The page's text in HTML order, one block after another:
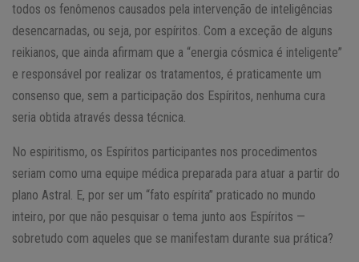
todos os fenômenos causados pela intervenção de inteligências
desencarnadas, ou seja, por espíritos. Com a exceção de alguns
reikianos, que ainda afirmam que a “energia cósmica é inteligente”
e responsável por realizar os tratamentos, é praticamente um
consenso que, sem a participação dos Espíritos, nenhuma cura
seria obtida através dessa técnica.
No espiritismo, os Espíritos participantes nos procedimentos
seriam como uma equipe médica preparada para atuar a partir do
plano Astral. E, por ser um “fato espírita” praticado no mundo
inteiro, por que não pesquisar o tema junto aos Espíritos —
sobretudo com aqueles que se manifestam durante sua prática?